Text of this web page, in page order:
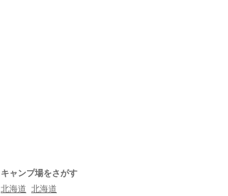
キャンプ場をさがす
北海道 北海道